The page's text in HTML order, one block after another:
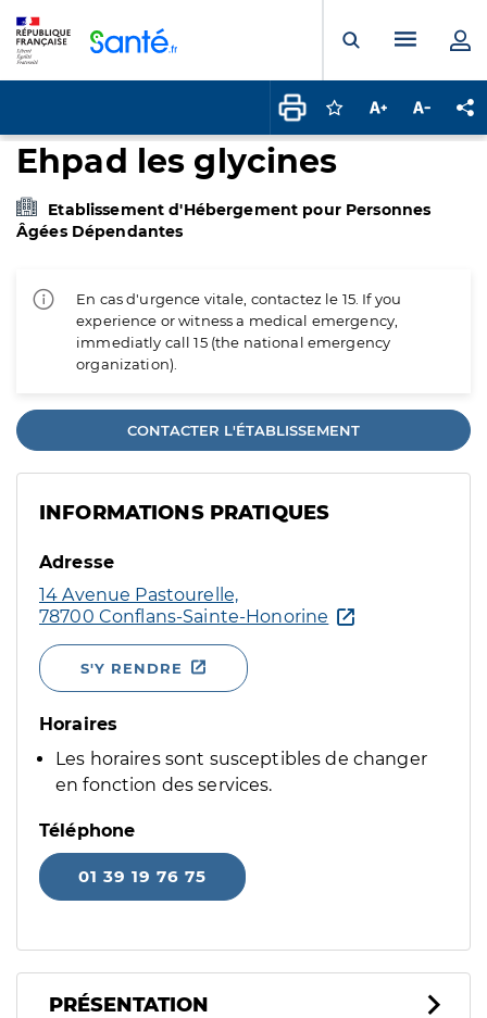
Ouvrir laMenu
Connectez-vous
Augmenter la
Ehpad les glycines
Etablissement d'Hébergement pour Personnes
Âgées Dépendantes
En cas d'urgence vitale, contactez le 15. If you
experience or witness a medical emergency,
immediatly call 15 (the national emergency
organization).
CONTACTER L'ÉTABLISSEMENT
INFORMATIONS PRATIQUES
Adresse
14 Avenue Pastourelle,
78700 Conflans-Sainte-Honorine
S'Y RENDRE
Horaires
Les horaires sont susceptibles de changer
en fonction des services.
Téléphone
01 39 19 76 75
PRÉSENTATION